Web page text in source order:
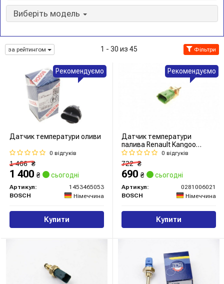
Виберіть модель
за рейтингом 1 - 30 из 45 Фільтри
Датчик температури оливи
0 відгуків
1 466₴
1 400 ₴ сьогодні
Артикул:
1453465053
BOSCH
Німеччина
Купити
Рекомендуємо
Датчик температури
палива Renault Kangoo
1.5dCi 12-/Volvo
C30/S40/S80 2.0d 10-
0 відгуків
722₴
690 ₴ сьогодні
Артикул:
0281006021
BOSCH
Німеччина
Купити
Рекомендуємо